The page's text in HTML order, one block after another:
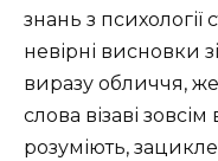
знань з психології
невірні висновки
виразу обличчя,
слова візаві
розуміють,